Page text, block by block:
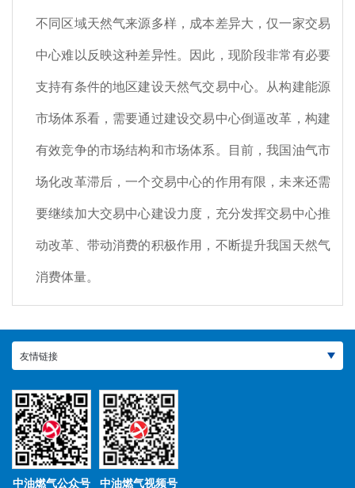
不同区域天然气来源多样，成本差异大，仅一家交易
中心难以反映这种差异性。因此，现阶段非常有必要
支持有条件的地区建设天然气交易中心。从构建能源
市场体系看，需要通过建设交易中心倒逼改革，构建
有效竞争的市场结构和市场体系。目前，我国油气市
场化改革滞后，一个交易中心的作用有限，未来还需
要继续加大交易中心建设力度，充分发挥交易中心推
动改革、带动消费的积极作用，不断提升我国天然气
消费体量。
友情链接
中油燃气公众号 中油燃气视频号